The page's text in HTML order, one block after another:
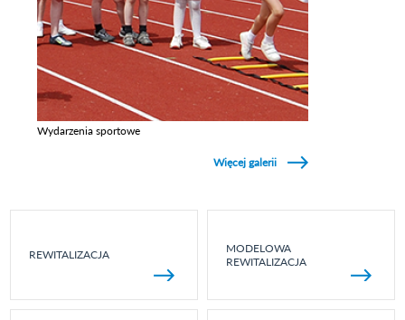
Wydarzenia sportowe
Więcej galerii
REWITALIZACJA
MODELOWA
REWITALIZACJA